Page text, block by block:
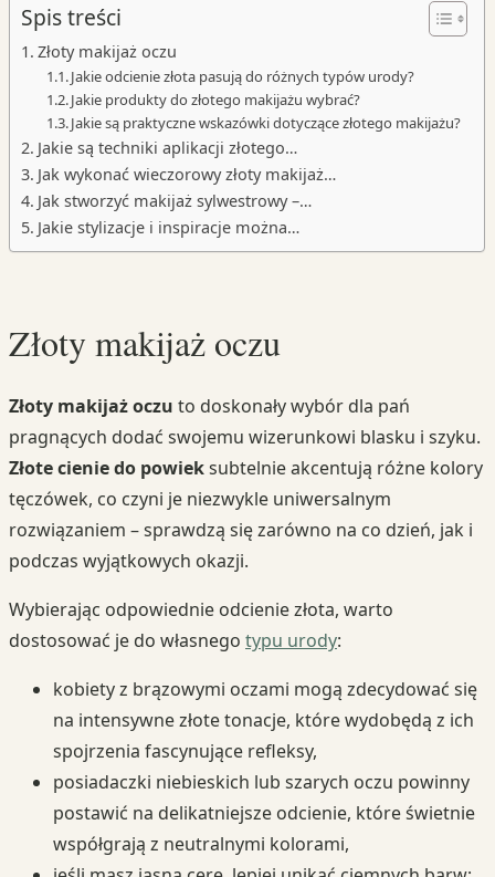
Spis treści
Złoty makijaż oczu
Jakie odcienie złota pasują do różnych typów urody?
Jakie produkty do złotego makijażu wybrać?
Jakie są praktyczne wskazówki dotyczące złotego makijażu?
Jakie są techniki aplikacji złotego…
Jak wykonać wieczorowy złoty makijaż…
Jak stworzyć makijaż sylwestrowy –…
Jakie stylizacje i inspiracje można…
Złoty makijaż oczu
Złoty makijaż oczu to doskonały wybór dla pań
pragnących dodać swojemu wizerunkowi blasku i szyku.
Złote cienie do powieksubtelnie akcentują różne kolory
tęczówek, co czyni je niezwykle uniwersalnym
rozwiązaniem – sprawdzą się zarówno na co dzień, jak i
podczas wyjątkowych okazji.
Wybierając odpowiednie odcienie złota, warto
dostosować je do własnego typu urody:
kobiety z brązowymi oczami mogą zdecydować się
na intensywne złote tonacje, które wydobędą z ich
spojrzenia fascynujące refleksy,
posiadaczki niebieskich lub szarych oczu powinny
postawić na delikatniejsze odcienie, które świetnie
współgrają z neutralnymi kolorami,